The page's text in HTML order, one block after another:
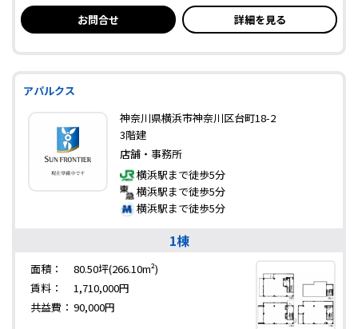
お問合せ 詳細を見る
アパルクス
神奈川県横浜市神奈川区台町18-2
3階建
店舗・事務所
横浜駅まで徒歩5分
横浜駅まで徒歩5分
横浜駅まで徒歩5分
1棟
面積：
80.50坪(266.10m²)
賃料：
1,710,000円
共益費： 90,000円